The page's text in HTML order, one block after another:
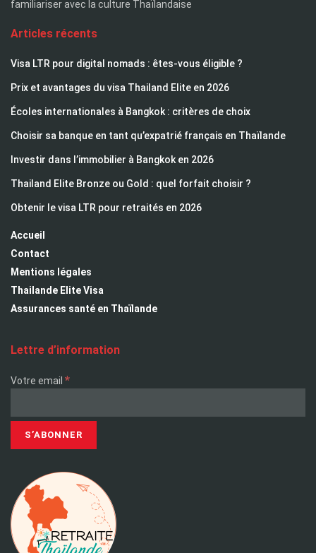
familiariser avec la culture Thaïlandaise
Articles récents
Visa LTR pour digital nomads : êtes-vous éligible ?
Prix et avantages du visa Thailand Elite en 2026
Écoles internationales à Bangkok : critères de choix
Choisir sa banque en tant qu’expatrié français en Thaïlande
Investir dans l’immobilier à Bangkok en 2026
Thailand Elite Bronze ou Gold : quel forfait choisir ?
Obtenir le visa LTR pour retraités en 2026
Accueil
Contact
Mentions légales
Thailande Elite Visa
Assurances santé en Thaïlande
Lettre d’information
Votre email *